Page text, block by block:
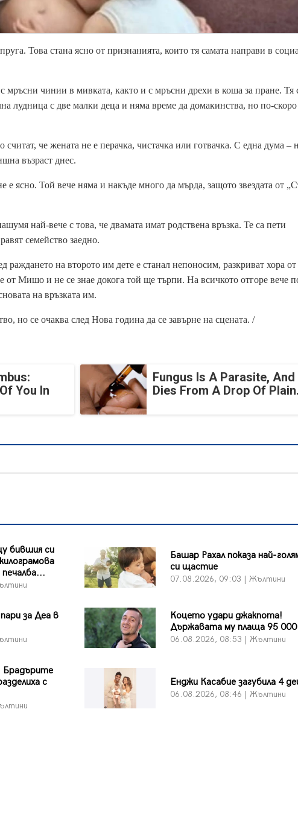
Това стана ясно от признанията, които тя самата направи в
мръсни чинии в мивката, както и с мръсни дрехи в коша за пране. Тя
лудница с две малки деца и няма време да домакинства, но по-скоро
че жената не е перачка, чистачка или готвачка. С една дума –
възраст днес.
е ясно. Той вече няма и накъде много да мърда, защото звездата от
най-вече с това, че двамата имат родствена връзка. Те са пети
семейство заедно.
раждането на второто им дете е станал непоносим, разкриват хора от
от Мишо и не се знае докога той ще търпи. На всичкото отгоре вече
на връзката им.
но се очаква след Нова година да се завърне на сцената. /
You In
Fungus Is A Parasite, And
Dies From A Drop Of
бившия си
Башар Рахал показа най-
си щастие
07.08.2026, 09:03 | Жълтини
за Деа в
Коцето удари джакпота!
Държавата му плаща 95
06.08.2026, 08:53 | Жълтини
Брадърите
с
Енджи Касабие загубила 4
06.08.2026, 08:46 | Жълтини